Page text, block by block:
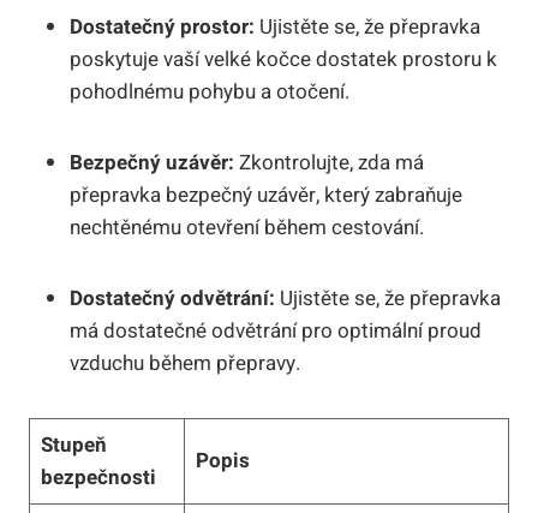
Dostatečný prostor: Ujistěte se, že přepravka
poskytuje vaší velké kočce dostatek prostoru k
pohodlnému pohybu a otočení.
Bezpečný uzávěr: Zkontrolujte, zda má
přepravka bezpečný uzávěr, který zabraňuje
nechtěnému otevření během cestování.
Dostatečný odvětrání: Ujistěte se, že přepravka
má dostatečné odvětrání pro optimální proud
vzduchu během přepravy.
Stupeň
bezpečnosti
Popis